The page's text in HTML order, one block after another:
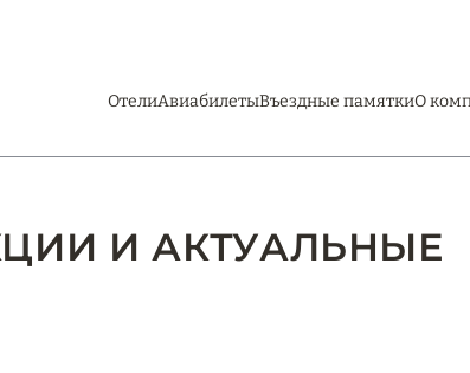
ОтелиАвиабилетыВъездные памяткиО
И АКТУАЛЬНЫЕ